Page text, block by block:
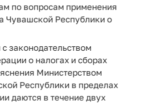
по вопросам применения
Чувашской Республики о
законодательством
о налогах и сборах
Министерством
Республики в пределах
даются в течение двух